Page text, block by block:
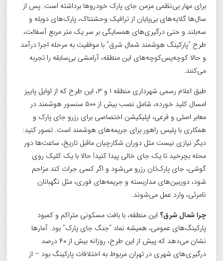
برای مهار بی‌نظمی مزمن جای پارک خودروها برداشته است. پس از
سال‌ها گلایه‌های بی‌پایان از ترافیک وحشتناک، پارک‌های دوبله و
سه‌بلند و حتی درگیری‌های همسایگی بر سر یک متر مربع آسفالت،
طرح “پارکینگ هوشمند شمال شرق” با موفقیت به مرحله اجرا درآمد
و حالا کوچه‌پس‌کوچه‌های این منطقه، آرامشی بی‌سابقه را تجربه
می‌کنند.
طبق اعلام رسمی شهرداری منطقه ۱ و ۳، این طرح که از اوایل پاییز
امسال کلید خورده، شامل نصب بیش از ۵۰۰ سنسور هوشمند در
معابر اصلی و فرعی، اپلیکیشن اختصاصی برای رزرو جای پارک و
همکاری با پلیس راهور برای جریمه‌های هوشمند است. تصور کنید:
دیگر نیازی نیست مثل دوران شکارچیان ماقبل تاریخ، ساعت‌ها دور
محله بچرخید تا یک جای خالی پیدا کنید! حالا با یک کلیک روی
گوشی، جای پارک‌تان رزرو می‌شود و اگر کسی جرات کند مزاحم
شود، دوربین‌های مداربسته و جریمه‌های فوری، مثل نگهبانان
نامرئی، وارد عمل می‌شوند.
چرا شمال شرق؟ این منطقه، با بافت مسکونی متراکم و کمبود
پارکینگ‌های عمومی، همیشه نماد “جنگ جای پارک” بود. آمارها
نشان می‌دهد که پیش از این طرح، روزانه بیش از ۴۰ درصد
درگیری‌های شهری در تهران مربوط به اختلافات پارکینگ بود – از